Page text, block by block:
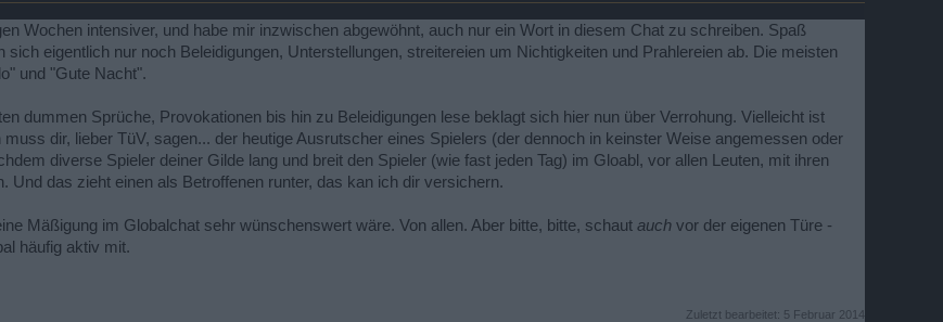
Wochen intensiver, und habe mir inzwischen abgewöhnt, auch nur ein Wort in diesem Chat zu schreiben. Spaß
eigentlich nur noch Beleidigungen, Unterstellungen, streitereien um Nichtigkeiten und Prahlereien ab. Die meisten
und "Gute Nacht".
dummen Sprüche, Provokationen bis hin zu Beleidigungen lese beklagt sich hier nun über Verrohung. Vielleicht ist
dir, lieber TüV, sagen... der heutige Ausrutscher eines Spielers (der dennoch in keinster Weise angemessen oder
diverse Spieler deiner Gilde lang und breit den Spieler (wie fast jeden Tag) im Gloabl, vor allen Leuten, mit ihren
Und das zieht einen als Betroffenen runter, das kan ich dir versichern.
Mäßigung im Globalchat sehr wünschenswert wäre. Von allen. Aber bitte, bitte, schaut auch vor der eigenen Türe -
häufig aktiv mit.
Zuletzt bearbeitet: 5 Februar 2014